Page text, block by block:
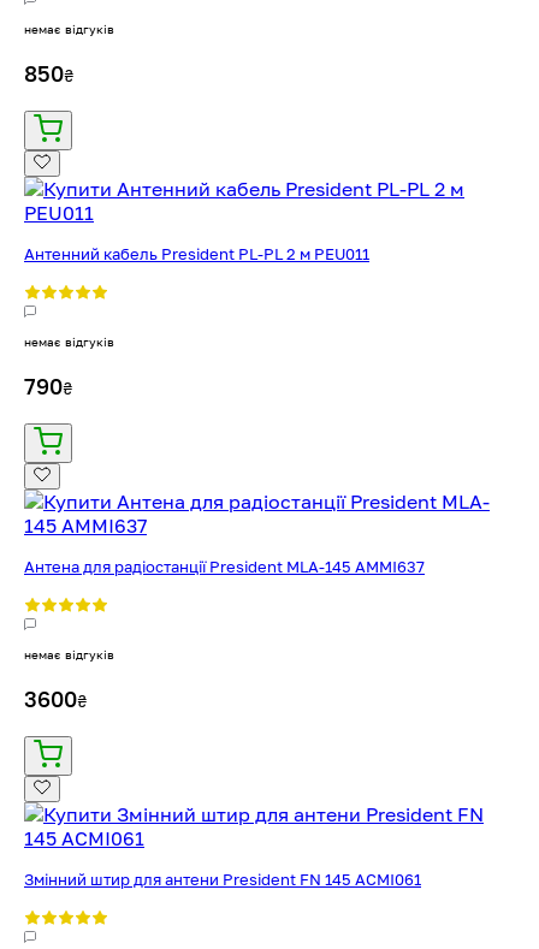
немає відгуків
850₴
Антенний кабель President PL-PL 2 м PEU011
немає відгуків
790₴
Антена для радіостанції President MLA-145 AMMI637
немає відгуків
3600₴
Змінний штир для антени President FN 145 ACMI061